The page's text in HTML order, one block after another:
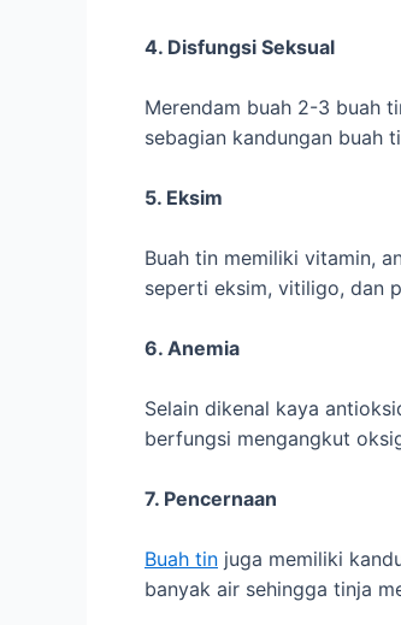
4. Disfungsi Seksual
Merendam buah 2-3 buah
sebagian kandungan buah
5. Eksim
Buah tin memiliki vitamin,
seperti eksim, vitiligo, dan
6. Anemia
Selain dikenal kaya
berfungsi mengangkut
7. Pencernaan
Buah tin juga memiliki
banyak air sehingga tinja